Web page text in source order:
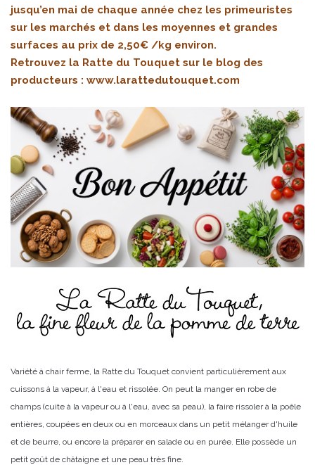
jusqu’en mai de chaque année chez les primeuristes
sur les marchés et dans les moyennes et grandes
surfaces au prix de 2,50€ /kg environ.
Retrouvez la Ratte du Touquet sur le blog des
producteurs : www.larattedutouquet.com
Variété à chair ferme, la Ratte du Touquet convient particulièrement aux
cuissons à la vapeur, à l'eau et rissolée. On peut la manger en robe de
champs (cuite à la vapeur ou à l'eau, avec sa peau), la faire rissoler à la poêle
entières, coupées en deux ou en morceaux dans un petit mélanger d'huile
et de beurre, ou encore la préparer en salade ou en purée. Elle possède un
petit goût de châtaigne et une peau très fine.